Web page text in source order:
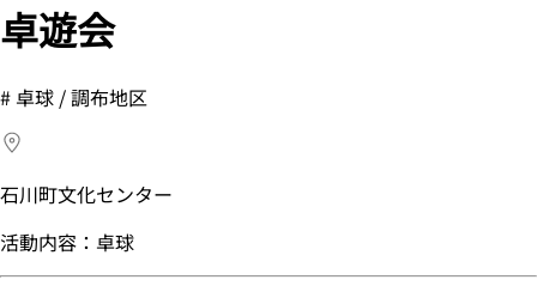
卓遊会
# 卓球 / 調布地区
石川町文化センター
活動内容：卓球